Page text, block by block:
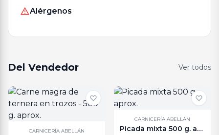
Alérgenos
Del Vendedor Ver todos
CARNICERÍA ABELLÁN
CARNICERÍA ABELLÁN
Picada mixta 500 g. aprox.